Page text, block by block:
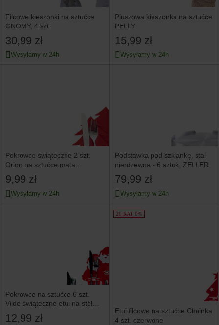
Filcowe kieszonki na sztućce
GNOMY, 4 szt.
30,99 zł
Wysyłamy w 24h
Pluszowa kieszonka na sztućce
PELLY
15,99 zł
Wysyłamy w 24h
Pokrowce świąteczne 2 szt.
Orion na sztućce mata
podkładka choinka
9,99 zł
Wysyłamy w 24h
Podstawka pod szklankę, stal
nierdzewna - 6 sztuk, ZELLER
79,99 zł
Wysyłamy w 24h
Pokrowce na sztućce 6 szt.
Vilde świąteczne etui na stół
Boże Narodzenie
12,99 zł
20 RAT 0%
Etui filcowe na sztućce Choinka
4 szt. czerwone